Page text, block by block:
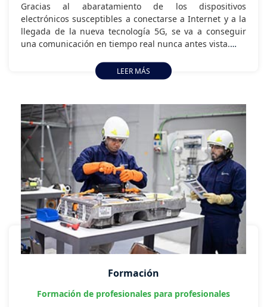
Gracias al abaratamiento de los dispositivos
electrónicos susceptibles a conectarse a Internet y a la
llegada de la nueva tecnología 5G, se va a conseguir
una comunicación en tiempo real nunca antes vista.
La cantidad de dispositivos electrónicos donde
podremos aplicar soluciones IoT no se limita
sino que podemos construirlos por nosotros mismos.
LEER MÁS
Formación
Formación de profesionales para profesionales